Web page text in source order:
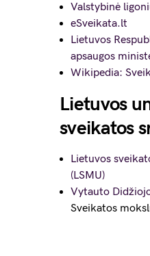
Valstybinė
eSveikata.lt
Lietuvos
apsaugos
Wikipedia:
Lietuvos
sveikatos
Lietuvos
(LSMU)
Vytauto
Sveikatos